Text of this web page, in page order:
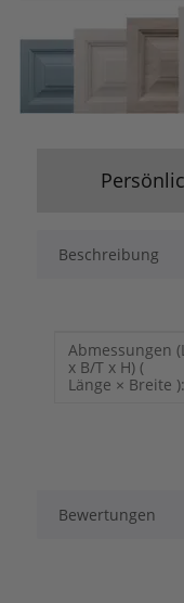
Beschreibung
Wert
Abmessungen
x B/T x H) (
Länge × Breite ):
Bewertungen